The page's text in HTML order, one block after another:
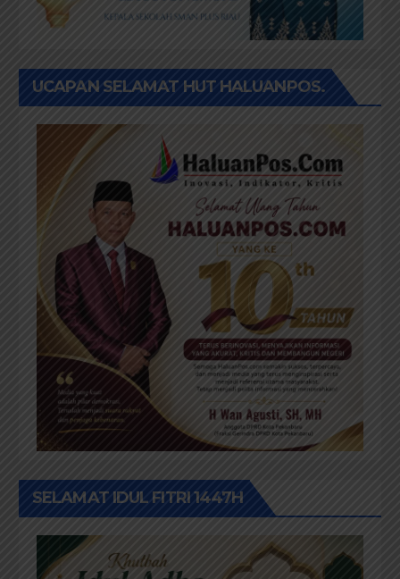
UCAPAN SELAMAT HUT HALUANPOS.
SELAMAT IDUL FITRI 1447H